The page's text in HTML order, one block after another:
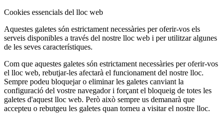
Cookies essencials del lloc web
Aquestes galetes són estrictament necessàries per oferir-vos els
serveis disponibles a través del nostre lloc web i per utilitzar algunes
de les seves característiques.
Com que aquestes galetes són estrictament necessàries per oferir-vos
el lloc web, rebutjar-les afectarà el funcionament del nostre lloc.
Sempre podeu bloquejar o eliminar les galetes canviant la
configuració del vostre navegador i forçant el bloqueig de totes les
galetes d'aquest lloc web. Però això sempre us demanarà que
accepteu o rebutgeu les galetes quan torneu a visitar el nostre lloc.